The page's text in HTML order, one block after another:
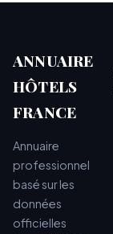
ANNUAIRE
HÔTELS
FRANCE
Annuaire
professionnel
basé sur les
données
officielles